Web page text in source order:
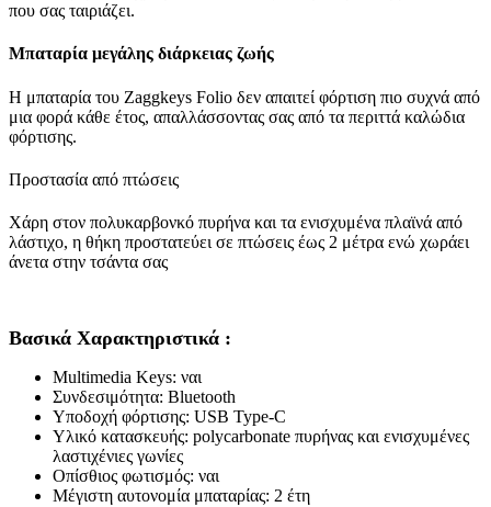
που σας ταιριάζει.
Μπαταρία μεγάλης διάρκειας ζωής
Η μπαταρία του Zaggkeys Folio δεν απαιτεί φόρτιση πιο συχνά από
μια φορά κάθε έτος, απαλλάσσοντας σας από τα περιττά καλώδια
φόρτισης.
Προστασία από πτώσεις
Χάρη στον πολυκαρβονκό πυρήνα και τα ενισχυμένα πλαϊνά από
λάστιχο, η θήκη προστατεύει σε πτώσεις έως 2 μέτρα ενώ χωράει
άνετα στην τσάντα σας
Βασικά Χαρακτηριστικά :
Multimedia Keys: ναι
Συνδεσιμότητα: Bluetooth
Υποδοχή φόρτισης: USB Type-C
Υλικό κατασκευής: polycarbonate πυρήνας και ενισχυμένες
λαστιχένιες γωνίες
Οπίσθιος φωτισμός: ναι
Μέγιστη αυτονομία μπαταρίας: 2 έτη